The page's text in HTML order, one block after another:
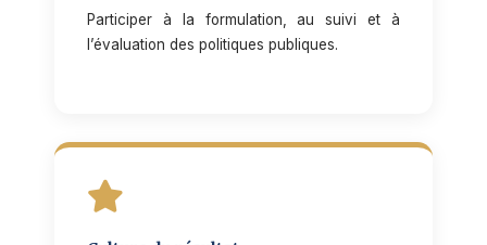
Participer à la formulation, au suivi et à
l’évaluation des politiques publiques.